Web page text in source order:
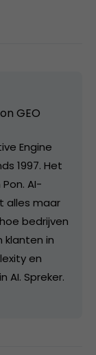
GEO
Engine
1997. Het
AI-
alles maar
bedrijven
klanten in
en
AI. Spreker.